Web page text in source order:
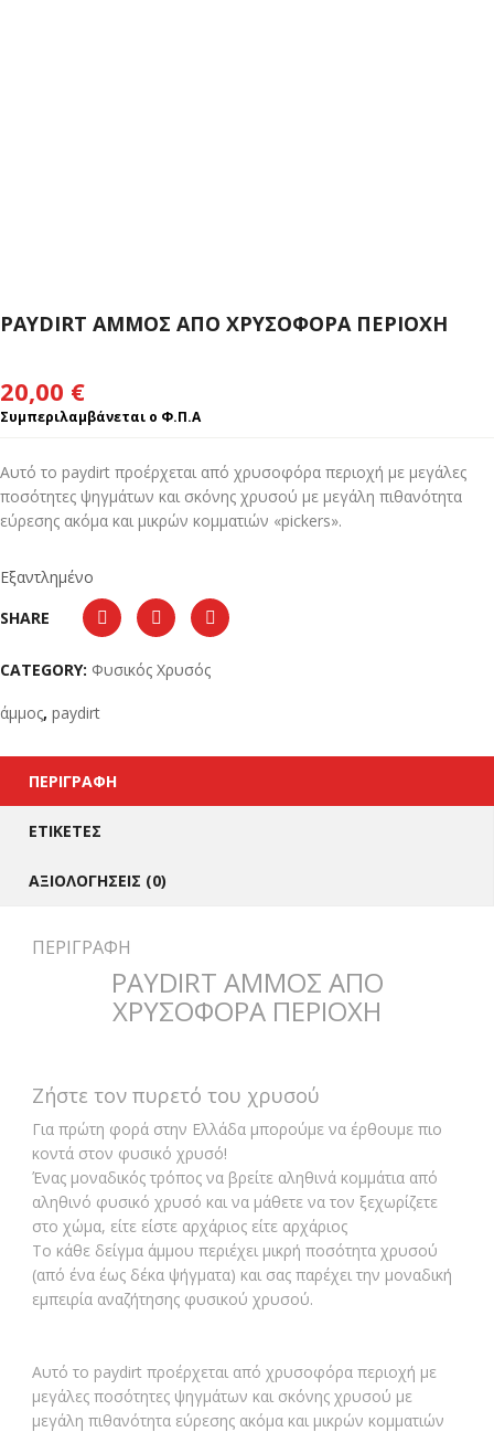
PAYDIRT ΑΜΜΟΣ ΑΠΟ ΧΡΥΣΟΦΟΡΑ ΠΕΡΙΟΧΗ
20,00 €
Συμπεριλαμβάνεται ο Φ.Π.Α
Αυτό το paydirt προέρχεται από χρυσοφόρα περιοχή με μεγάλες
ποσότητες ψηγμάτων και σκόνης χρυσού με μεγάλη πιθανότητα
εύρεσης ακόμα και μικρών κομματιών «pickers».
Εξαντλημένο
SHARE
CATEGORY: Φυσικός Χρυσός
άμμος, paydirt
ΠΕΡΙΓΡΑΦΉ
ΕΤΙΚΈΤΕΣ
ΑΞΙΟΛΟΓΉΣΕΙΣ (0)
ΠΕΡΙΓΡΑΦΉ
PAYDIRT ΑΜΜΟΣ ΑΠΟ
ΧΡΥΣΟΦΟΡΑ ΠΕΡΙΟΧΗ
Ζήστε τον πυρετό του χρυσού
Για πρώτη φορά στην Ελλάδα μπορούμε να έρθουμε πιο
κοντά στον φυσικό χρυσό!
Ένας μοναδικός τρόπος να βρείτε αληθινά κομμάτια από
αληθινό φυσικό χρυσό και να μάθετε να τον ξεχωρίζετε
στο χώμα, είτε είστε αρχάριος είτε αρχάριος
Το κάθε δείγμα άμμου περιέχει μικρή ποσότητα χρυσού
(από ένα έως δέκα ψήγματα) και σας παρέχει την μοναδική
εμπειρία αναζήτησης φυσικού χρυσού.
Αυτό το paydirt προέρχεται από χρυσοφόρα περιοχή με
μεγάλες ποσότητες ψηγμάτων και σκόνης χρυσού με
μεγάλη πιθανότητα εύρεσης ακόμα και μικρών κομματιών